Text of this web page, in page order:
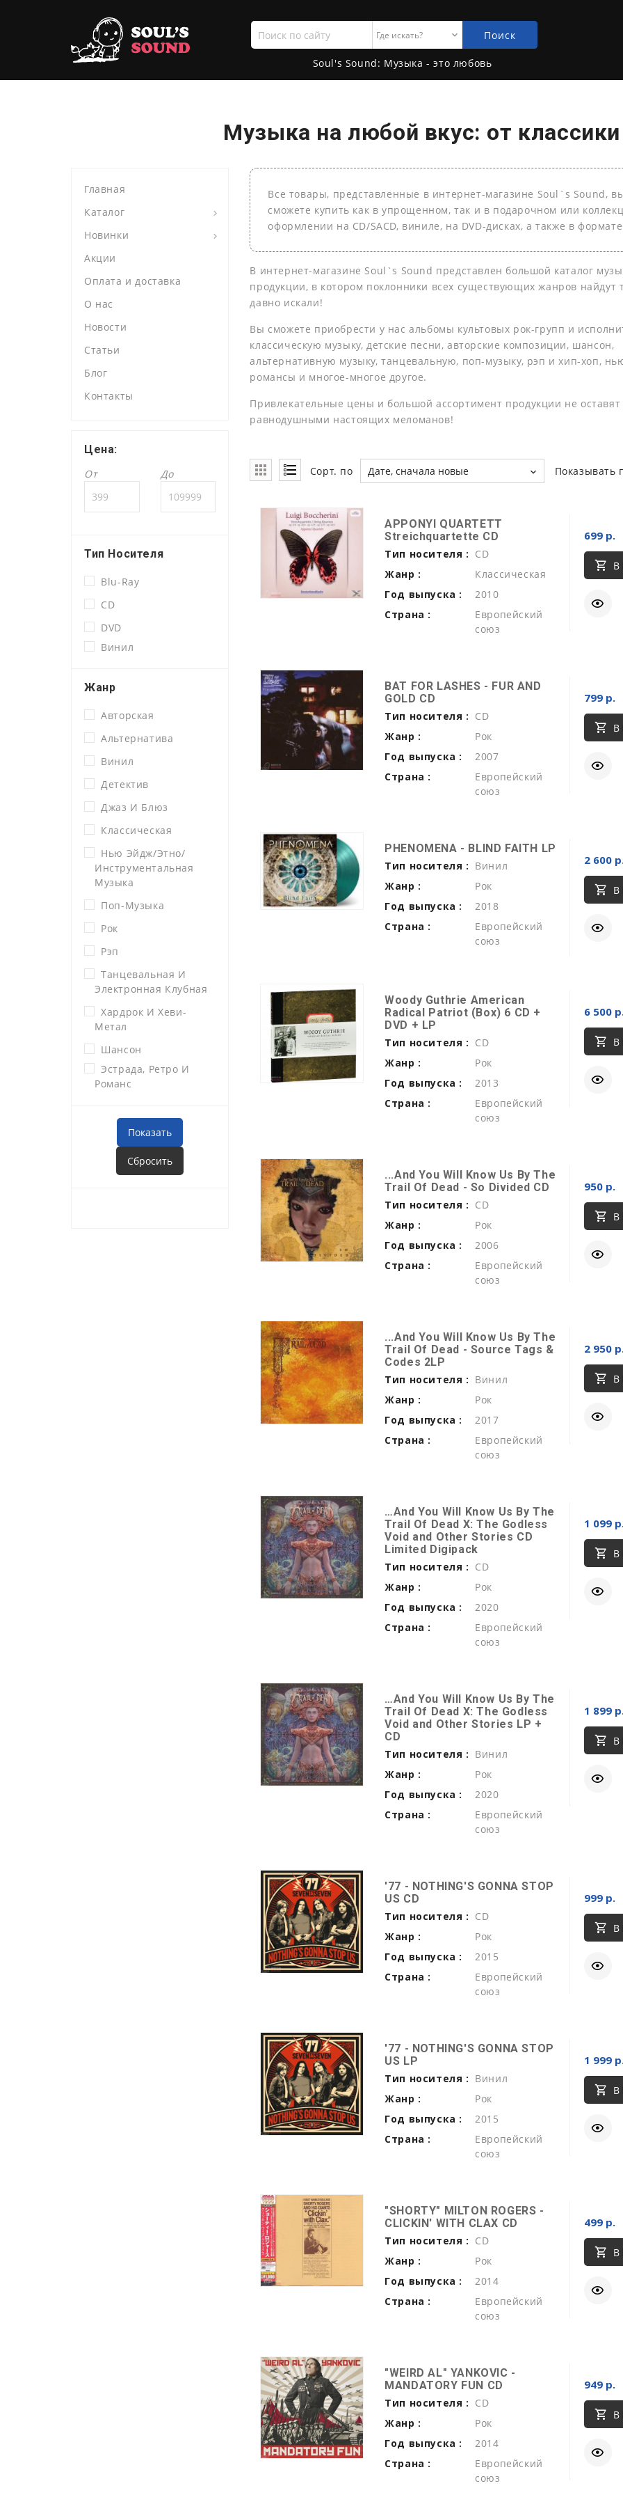
Поиск
по
сайту
Поиск
Soul's Sound: Музыка - это любовь
Музыка на любой вкус: от
Главная
Каталог
Новинки
Акции
Оплата и доставка
О нас
Новости
Статьи
Блог
Контакты
Цена:
От
До
Тип Носителя
Blu-Ray
CD
DVD
Винил
Жанр
Авторская
Альтернатива
Винил
Детектив
Джаз И Блюз
Классическая
Нью Эйдж/этно/
Инструментальная
Музыка
Поп-Музыка
Рок
Рэп
Танцевальная И
Электронная Клубная
Хардрок И Хеви-
Метал
Шансон
Эстрада, Ретро И
Романс
Все товары, представленные в интернет-магазине Soul`s Sound,
сможете купить как в упрощенном, так и в подарочном или
оформлении на СD/SACD, виниле, на DVD-дисках, а также в
В интернет-магазине Soul`s Sound представлен большой каталог
продукции, в котором поклонники всех существующих жанров найдут
давно искали!
Вы сможете приобрести у нас альбомы культовых рок-групп и
классическую музыку, детские песни, авторские композиции, шансон,
альтернативную музыку, танцевальную, поп-музыку, рэп и хип-хоп,
романсы и многое-многое другое.
Привлекательные цены и большой ассортимент продукции не оставят
равнодушными настоящих меломанов!
Сорт. по Дате, сначала новые Показывать
APPONYI QUARTETT
Streichquartette CD
Тип носителя : CD
Жанр :
Классическая
Год выпуска :
2010
Страна :
Европейский
союз
699 р.
В
BAT FOR LASHES - FUR AND
GOLD CD
Тип носителя : CD
Жанр :
Рок
Год выпуска :
2007
Страна :
Европейский
союз
799 р.
В
PHENOMENA - BLIND FAITH LP
Тип носителя : Винил
Жанр :
Рок
Год выпуска :
2018
Страна :
Европейский
союз
2 600
В
Woody Guthrie American
Radical Patriot (Box) 6 CD +
DVD + LP
Тип носителя : CD
Жанр :
Рок
Год выпуска :
2013
Страна :
Европейский
союз
6 500
В
...And You Will Know Us By The
Trail Of Dead - So Divided CD
Тип носителя : CD
Жанр :
Рок
Год выпуска :
2006
Страна :
Европейский
союз
950 р.
В
...And You Will Know Us By The
Trail Of Dead - Source Tags &
Codes 2LP
Тип носителя : Винил
Жанр :
Рок
Год выпуска :
2017
Страна :
Европейский
союз
2 950
В
…And You Will Know Us By The
Trail Of Dead X: The Godless
Void and Other Stories CD
Limited Digipack
Тип носителя : CD
Жанр :
Рок
Год выпуска :
2020
Страна :
Европейский
союз
1 099
В
…And You Will Know Us By The
Trail Of Dead X: The Godless
Void and Other Stories LP +
CD
Тип носителя : Винил
Жанр :
Рок
Год выпуска :
2020
Страна :
Европейский
союз
1 899
В
'77 - NOTHING'S GONNA STOP
US CD
Тип носителя : CD
Жанр :
Рок
Год выпуска :
2015
Страна :
Европейский
союз
999 р.
В
'77 - NOTHING'S GONNA STOP
US LP
Тип носителя : Винил
Жанр :
Рок
Год выпуска :
2015
Страна :
Европейский
союз
1 999
В
"SHORTY" MILTON ROGERS -
CLICKIN' WITH CLAX CD
Тип носителя : CD
Жанр :
Рок
Год выпуска :
2014
Страна :
Европейский
союз
499 р.
В
"WEIRD AL" YANKOVIC -
MANDATORY FUN CD
Тип носителя : CD
Жанр :
Рок
Год выпуска :
2014
Страна :
Европейский
союз
949 р.
В